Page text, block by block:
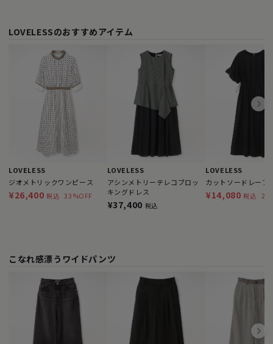
LOVELESSのおすすめアイテム
LOVELESS
ジオメトリックワンピース
¥26,400 税込 33%OFF
LOVELESS
アシンメトリーテレコブロッ
キングドレス
¥37,400 税込
LOVELESS
カットソードレープ
¥14,080 税込
こなれ感漂うワイドパンツ